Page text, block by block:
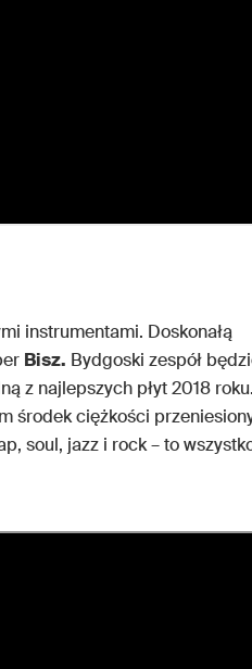
instrumentami. Doskonałą
Bisz. Bydgoski zespół
z najlepszych płyt 2018
środek ciężkości
soul, jazz i rock – to